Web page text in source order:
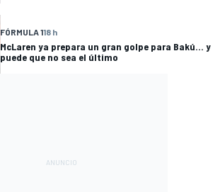
FÓRMULA 118 h
McLaren ya prepara un gran golpe para Bakú... y
puede que no sea el último